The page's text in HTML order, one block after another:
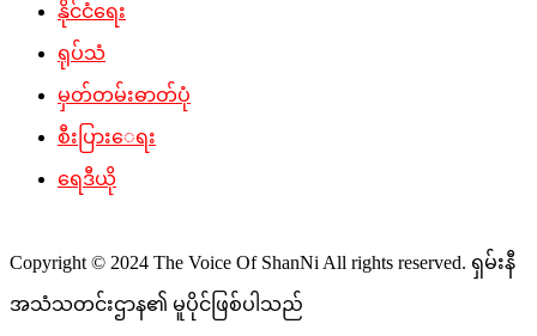
နိုင်ငံရေး
ရုပ်သံ
မှတ်တမ်းဓာတ်ပုံ
စီးပြားေရး
ရေဒီယို
Copyright © 2024 The Voice Of ShanNi All rights reserved. ရှမ်းနီ
အသံသတင်းဌာန၏ မူပိုင်ဖြစ်ပါသည်